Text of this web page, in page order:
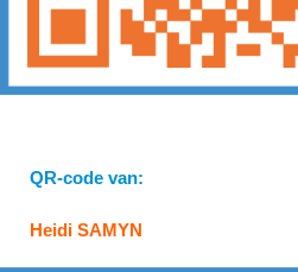
QR-code van:
Heidi SAMYN